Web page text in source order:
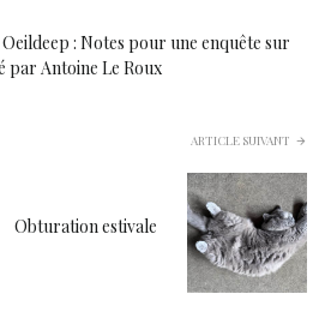
: Notes pour une enquête sur
par Antoine Le Roux
ARTICLE SUIVANT
Obturation estivale